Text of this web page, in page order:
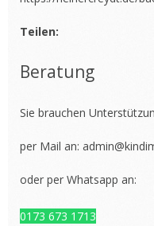
Teilen:
Beratung
Sie brauchen
per Mail an:
oder per Whatsapp an:
0173 673 1713